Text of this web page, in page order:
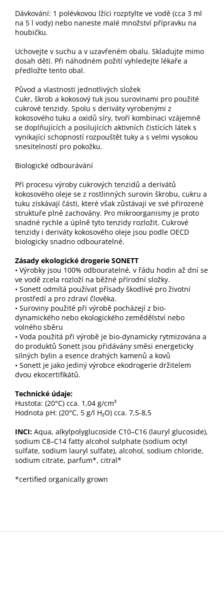
Dávkování: 1 polévkovou lžíci rozptylte ve vodě (cca 3 ml
na 5 l vody) nebo naneste malé množství přípravku na
houbičku.
Uchovejte v suchu a v uzavřeném obalu. Skladujte mimo
dosah dětí. Při náhodném požití vyhledejte lékaře a
předložte tento obal.
Původ a vlastnosti jednotlivých složek
Cukr, škrob a kokosový tuk jsou surovinami pro použité
cukrové tenzidy. Spolu s deriváty vyrobenými z
kokosového tuku a oxidů síry, tvoří kombinaci vzájemně
se doplňujících a posilujících aktivních čistících látek s
vynikající schopností rozpouštět tuky a s velmi vysokou
snesitelností pro pokožku.
Biologické odbourávání
Při procesu výroby cukrových tenzidů a derivátů
kokosového oleje se z rostlinných surovin škrobu, cukru a
tuku získávají části, které však zůstávají ve své přirozené
struktuře plně zachovány. Pro mikroorganismy je proto
snadné rychle a úplně tyto tenzidy rozložit. Cukrové
tenzidy i deriváty kokosového oleje jsou podle OECD
biologicky snadno odbouratelné.
Zásady ekologické drogerie SONETT
• Výrobky jsou 100% odbouratelné, v řádu hodin až dní se
ve vodě zcela rozloží na běžné přírodní složky.
• Sonett odmítá používat přísady škodlivé pro životní
prostředí a pro zdraví člověka.
• Suroviny použité při výrobě pocházejí z bio-
dynamického nebo ekologického zemědělství nebo
volného sběru
• Voda použitá při výrobě je bio-dynamicky rytmizována a
do produktů Sonett jsou přidávány směsi energeticky
silných bylin a esence drahých kamenů a kovů
• Sonett je jako jediný výrobce ekodrogerie držitelem
dvou ekocertifikátů.
Technické údaje:
Hustota: (20°C) cca. 1,04 g/cm³
Hodnota pH: (20°C, 5 g/l H₂O) cca. 7,5-8,5
INCI: Aqua, alkylpolyglucoside C10–C16 (lauryl glucoside),
sodium C8–C14 fatty alcohol sulphate (sodium octyl
sulfate, sodium lauryl sulfate), alcohol, sodium chloride,
sodium citrate, parfum*, citral*
*certified organically grown
Z